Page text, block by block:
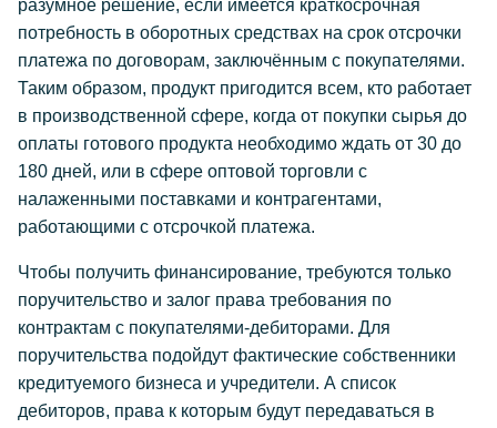
разумное решение, если имеется краткосрочная
потребность в оборотных средствах на срок отсрочки
платежа по договорам, заключённым с покупателями.
Таким образом, продукт пригодится всем, кто работает
в производственной сфере, когда от покупки сырья до
оплаты готового продукта необходимо ждать от 30 до
180 дней, или в сфере оптовой торговли с
налаженными поставками и контрагентами,
работающими с отсрочкой платежа.
Чтобы получить финансирование, требуются только
поручительство и залог права требования по
контрактам с покупателями-дебиторами. Для
поручительства подойдут фактические собственники
кредитуемого бизнеса и учредители. А список
дебиторов, права к которым будут передаваться в